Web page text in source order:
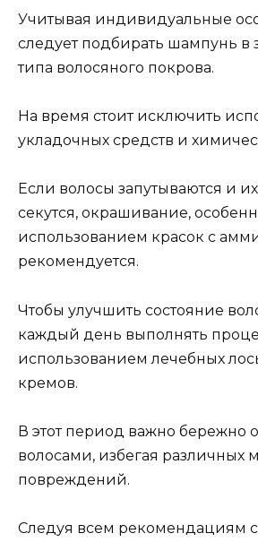
Учитывая индивидуальные
следует подбирать шампунь в
типа волосяного покрова.
На время стоит исключить
укладочных средств и
Если волосы запутываются и
секутся, окрашивание,
использованием красок с
рекомендуется.
Чтобы улучшить состояние
каждый день выполнять
использованием лечебных
кремов.
В этот период важно бережно
волосами, избегая различных
повреждений.
Следуя всем рекомендациям